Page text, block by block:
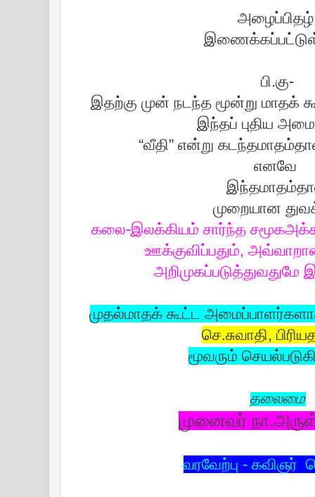
பி.கு-
இதற்கு முன் நடந்த மூன்று மாதக்
இந்தப் புதிய
“வீதி” என்று
எனவே
முறையான
கலை-இலக்கியம் சார்ந்த
ஊக்குவிப்பதும்,
முதல்மாதக் கூட்ட
செ.சுவாதி,
மூவரும்
தலைமை
முனைவர்
வரவேற்பு - கவிஞர்